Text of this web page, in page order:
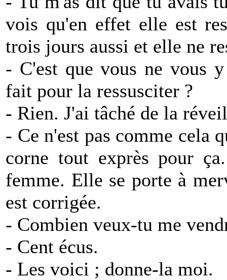
vois qu'en effet elle est
trois jours aussi et elle ne
- C'est que vous ne vous
fait pour la ressusciter ?
- Rien. J'ai tâché de la
- Ce n'est pas comme
corne tout exprès pour
femme. Elle se porte à
est corrigée.
- Combien veux-tu me
- Cent écus.
- Les voici ; donne-la moi.